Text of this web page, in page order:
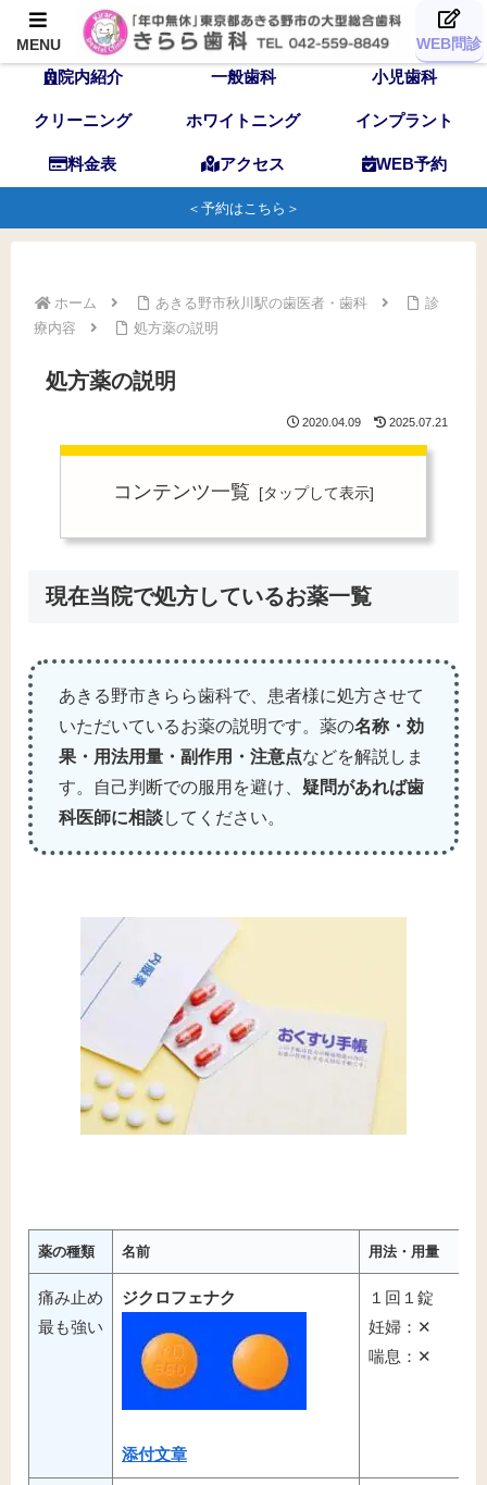
TOP 歯科医師 スタッフ
院内紹介 一般歯科 小児歯科
クリーニング ホワイトニング インプラント
料金表 アクセス WEB予約
＜予約はこちら＞
ホーム あきる野市秋川駅の歯医者・歯科
診
療内容
処方薬の説明
処方薬の説明
2020.04.09 2025.07.21
コンテンツ一覧
現在当院で処方しているお薬一覧
あきる野市きらら歯科で、患者様に処方させて
いただいているお薬の説明です。薬の名称・効
果・用法用量・副作用・注意点などを解説しま
す。自己判断での服用を避け、 疑問があれば歯
科医師に相談してください。
薬の種類 名前 用法・用量
痛み止め
最も強い
ジクロフェナク
添付文章
１回１錠
妊婦：✕
喘息：✕
MENU WEB問診